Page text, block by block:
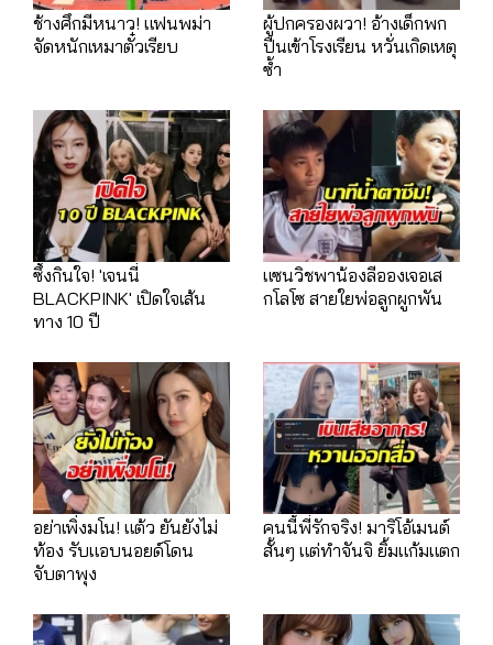
ช้างศึกมีหนาว! แฟนพม่า
จัดหนักเหมาตั๋วเรียบ
ผู้ปกครองผวา! อ้างเด็กพก
ปืนเข้าโรงเรียน หวั่นเกิดเหตุ
ซ้ำ
ซึ้งกินใจ! 'เจนนี่
BLACKPINK' เปิดใจเส้น
ทาง 10 ปี
แซนวิชพาน้องลีอองเจอเส
กโลโซ สายใยพ่อลูกผูกพัน
อย่าเพิ่งมโน! แต้ว ยันยังไม่
ท้อง รับแอบนอยด์โดน
จับตาพุง
คนนี้พี่รักจริง! มาริโอ้เมนต์
สั้นๆ แต่ทำจันจิ ยิ้มแก้มแตก